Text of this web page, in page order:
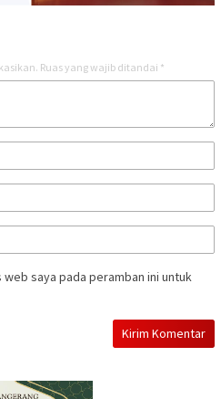
Ruas yang wajib ditandai *
saya pada peramban ini untuk